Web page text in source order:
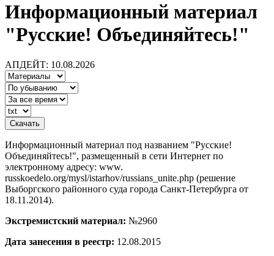
Информационный материал
"Русские! Объединяйтесь!"
АПДЕЙТ: 10.08.2026
Информационный материал под названием "Русские!
Объединяйтесь!", размещенный в сети Интернет по
электронному адресу: www.
russkoedelo.org/mysl/istarhov/russians_unite.php (решение
Выборгского районного суда города Санкт-Петербурга от
18.11.2014).
Экстремистский материал: №2960
Дата занесения в реестр: 12.08.2015